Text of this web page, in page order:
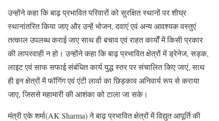
उन्होंने कहा कि बाढ़ प्रभावित परिवारों को सुरक्षित स्थानों पर शीघ्र
स्थानांतरित किया जाए और उन्हें भोजन, दवाएं एवं अन्य आवश्यक वस्तुएं
तत्काल उपलब्ध कराई जाए साथ ही बचाव एवं राहत कार्यों में किसी प्रकार
की लापरवाही न हो। उन्होंने कहा कि बाढ़ प्रभावित क्षेत्रों में ड्रेनेज, सड़क,
लाइट एवं साफ सफाई संबंधित कार्य युद्ध स्तर पर संचालित किए जाएं, साथ
ही इन क्षेत्रों में फॉगिंग एवं एंटी लार्वा का छिड़काव अनिवार्य रूप से कराया
जाए, जिससे महामारी की आशंका को टाला जा सके।
मंत्री एके शर्मा(AK Sharma) ने बाढ़ प्रभावित क्षेत्रों में विद्युत आपूर्ति की